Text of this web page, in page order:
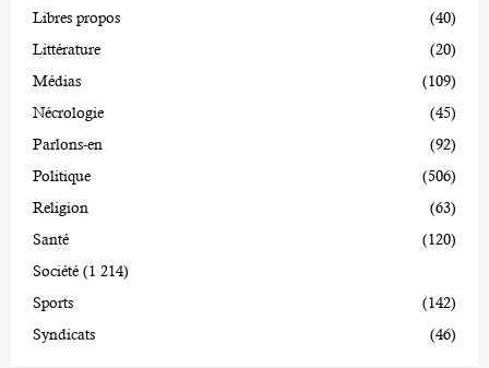
Libres propos
(40)
Littérature
(20)
Médias
(109)
Nécrologie
(45)
Parlons-en
(92)
Politique
(506)
Religion
(63)
Santé
(120)
Société (1 214)
Sports
(142)
Syndicats
(46)